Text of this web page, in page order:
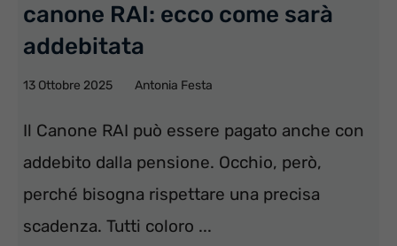
canone RAI: ecco come sarà
addebitata
13 Ottobre 2025 Antonia Festa
Il Canone RAI può essere pagato anche con
addebito dalla pensione. Occhio, però,
perché bisogna rispettare una precisa
scadenza. Tutti coloro ...